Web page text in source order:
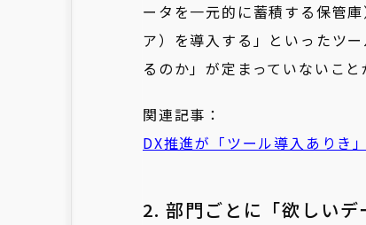
ータを一元的に蓄積する保管
ア）を導入する」といったツ
るのか」が定まっていないこと
関連記事：
DX推進が「ツール導入ありき
2. 部門ごとに「欲しいデ